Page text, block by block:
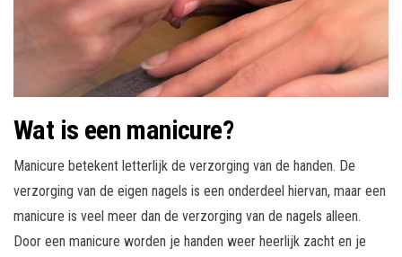
Wat is een manicure?
Manicure betekent letterlijk de verzorging van de handen. De
verzorging van de eigen nagels is een onderdeel hiervan, maar een
manicure is veel meer dan de verzorging van de nagels alleen.
Door een manicure worden je handen weer heerlijk zacht en je